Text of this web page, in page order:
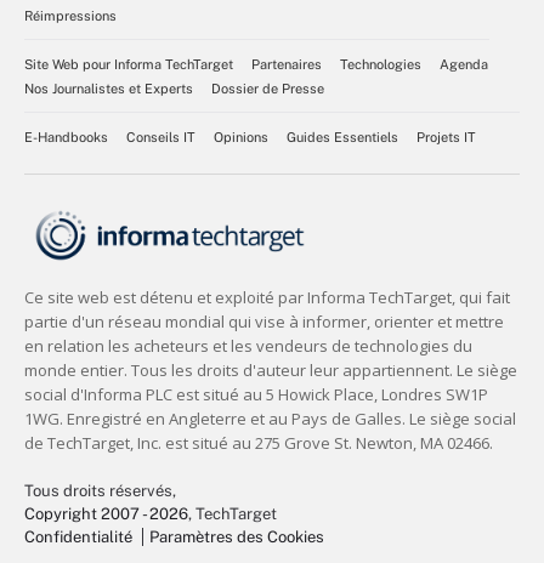
Réimpressions
Site Web pour Informa TechTarget Partenaires Technologies
Agenda
Nos Journalistes et Experts
Dossier de Presse
E-Handbooks Conseils IT Opinions Guides Essentiels Projets IT
Tous droits réservés,
Copyright 2007 - 2026, TechTarget
Confidentialité
Paramètres des Cookies